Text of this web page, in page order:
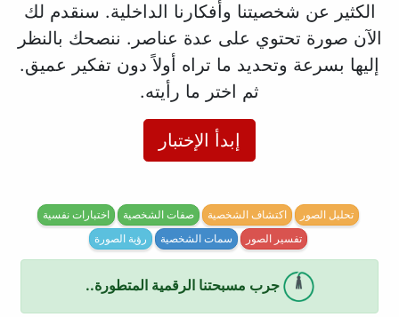
الكثير عن شخصيتنا وأفكارنا الداخلية. سنقدم لك
الآن صورة تحتوي على عدة عناصر. ننصحك بالنظر
إليها بسرعة وتحديد ما تراه أولاً دون تفكير عميق.
ثم اختر ما رأيته.
إبدأ الإختبار
تحليل الصور اكتشاف الشخصية صفات الشخصية
اختبارات نفسية
تفسير الصور
سمات الشخصية رؤية الصورة
جرب مسبحتنا الرقمية المتطورة..